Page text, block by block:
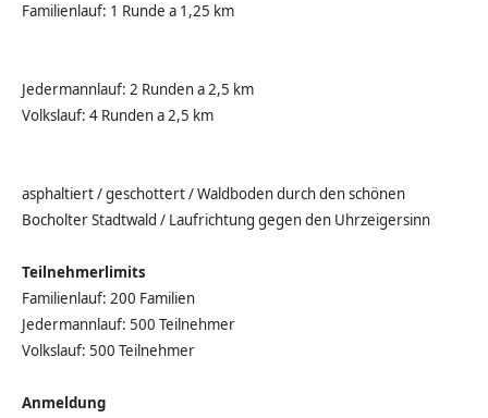
Familienlauf: 1 Runde a 1,25 km
Jedermannlauf: 2 Runden a 2,5 km
Volkslauf: 4 Runden a 2,5 km
asphaltiert / geschottert / Waldboden durch den schönen
Bocholter Stadtwald / Laufrichtung gegen den Uhrzeigersinn
Teilnehmerlimits
Familienlauf: 200 Familien
Jedermannlauf: 500 Teilnehmer
Volkslauf: 500 Teilnehmer
Anmeldung